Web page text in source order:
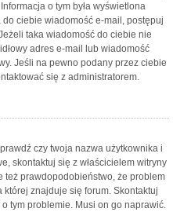
o tym była wyświetlona
do ciebie wiadomość e-mail, postępuj
taka wiadomość do ciebie nie
adres e-mail lub wiadomość
Jeśli na pewno podany przez ciebie
się z administratorem.
czy twoja nazwa użytkownika i
skontaktuj się z właścicielem witryny
też prawdopodobieństwo, że problem
znajduje się forum. Skontaktuj
tym problemie. Musi on go naprawić.